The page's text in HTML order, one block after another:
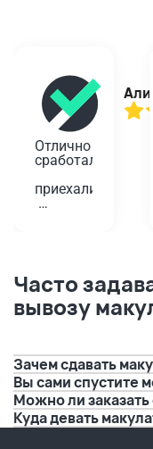
Отлично
сработали,
приехали
старую
плиту.
Водитель
позвонил,
предупредил
о
времени
Часто
вывозу
Зачем сдавать
Вы сами спустите
Можно ли
Куда девать